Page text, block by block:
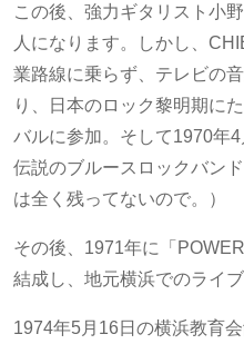
この後、強力ギタリスト小
人になります。しかし、
業路線に乗らず、テレビの
り、日本のロック黎明期に
バルに参加。そして1970年
伝説のブルースロックバン
は全く残ってないので。）
その後、1971年に「
結成し、地元横浜でのライ
1974年5月16日の横浜教育